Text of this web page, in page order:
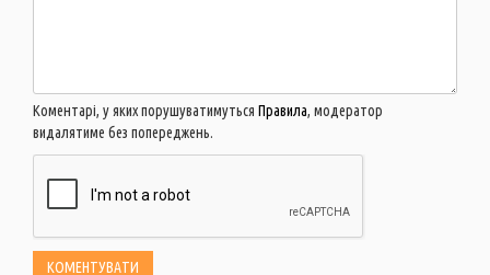
Коментарі, у яких порушуватимуться Правила, модератор
видалятиме без попереджень.